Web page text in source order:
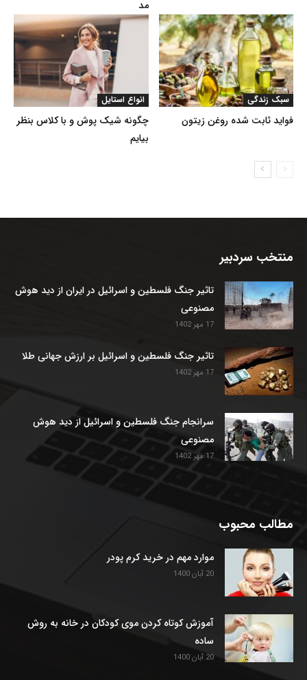
مد
انواع استایل
چگونه شیک پوش و با کلاس بنظر
بیایم
سبک زندگی
فواید ثابت شده روغن زیتون
منتخب سردبیر
تاثیر جنگ فلسطین و اسرائیل در ایران از دید هوش
مصنوعی
17 مهر 1402
تاثیر جنگ فلسطین و اسرائیل بر ارزش جهانی طلا
17 مهر 1402
سرانجام جنگ فلسطین و اسرائیل از دید هوش
مصنوعی
17 مهر 1402
مطالب محبوب
موارد مهم در خرید کرم پودر
20 آبان 1400
آموزش کوتاه کردن موی کودکان در خانه به روش
ساده
20 آبان 1400